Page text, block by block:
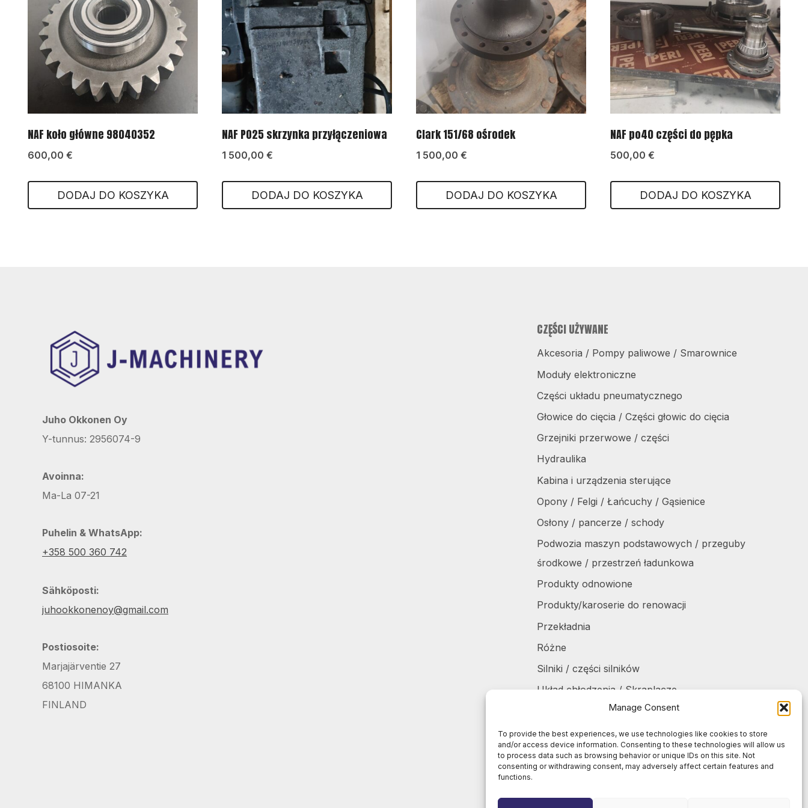
Manage Consent
To provide the best experiences, we use technologies like cookies to store
and/or access device information. Consenting to these technologies will allow us
to process data such as browsing behavior or unique IDs on this site. Not
consenting or withdrawing consent, may adversely affect certain features and
functions.
NAF koło główne 98040352
600,00 €
DODAJ DO KOSZYKA
NAF PO25 skrzynka przyłączeniowa
1 500,00 €
DODAJ DO KOSZYKA
Clark 151/68 ośrodek
1 500,00 €
DODAJ DO KOSZYKA
NAF po40 części do pępka
500,00 €
DODAJ DO KOSZYKA
Juho Okkonen Oy
Y-tunnus: 2956074-9
Avoinna:
Ma-La 07-21
Puhelin & WhatsApp:
+358 500 360 742
Sähköposti:
juhookkonenoy@gmail.com
Postiosoite:
Marjajärventie 27
68100 HIMANKA
FINLAND
CZĘŚCI UŻYWANE
Akcesoria / Pompy paliwowe / Smarownice
Moduły elektroniczne
Części układu pneumatycznego
Głowice do cięcia / Części głowic do cięcia
Grzejniki przerwowe / części
Hydraulika
Kabina i urządzenia sterujące
Opony / Felgi / Łańcuchy / Gąsienice
Osłony / pancerze / schody
Podwozia maszyn podstawowych / przeguby
środkowe / przestrzeń ładunkowa
Produkty odnowione
Produkty/karoserie do renowacji
Przekładnia
Różne
Silniki / części silników
Układ chłodzenia / Skraplacze
Zbiorniki / Pojemniki
Żurawie do harvesterów / części
Żurawie samochodowe / części